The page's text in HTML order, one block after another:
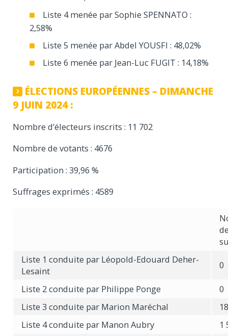
Liste 4 menée par Sophie SPENNATO :
2,58%
Liste 5 menée par Abdel YOUSFI : 48,02%
Liste 6 menée par Jean-Luc FUGIT : 14,18%
ÉLECTIONS EUROPÉENNES – DIMANCHE
9 JUIN 2024 :
Nombre d’électeurs inscrits : 11 702
Nombre de votants : 4676
Participation : 39,96 %
Suffrages exprimés : 4589
Liste 1 conduite par Léopold-Edouard Deher-
Lesaint
0
Liste 2 conduite par Philippe Ponge
0
Liste 3 conduite par Marion Maréchal
Liste 4 conduite par Manon Aubry
1